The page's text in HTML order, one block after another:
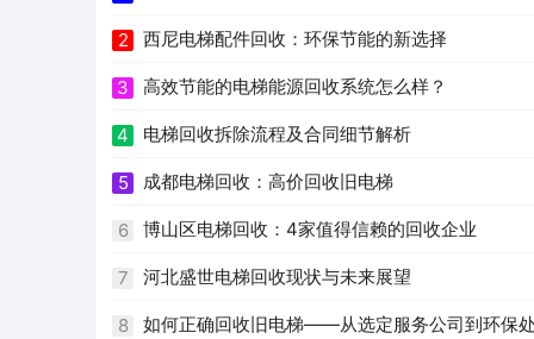
2 西尼电梯配件回收：环保节能的新选择
3 高效节能的电梯能源回收系统怎么样？
4 电梯回收拆除流程及合同细节解析
5 成都电梯回收：高价回收旧电梯
6 博山区电梯回收：4家值得信赖的回收企业
7 河北盛世电梯回收现状与未来展望
8 如何正确回收旧电梯——从选定服务公司到环保